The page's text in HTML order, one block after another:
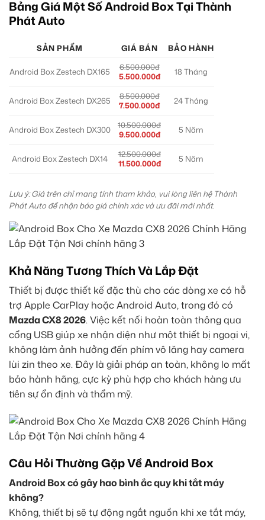
Bảng Giá Một Số Android Box Tại Thành
Phát Auto
SẢN PHẨM GIÁ BÁN BẢO HÀNH
Android Box Zestech DX165
6.500.000đ
5.500.000đ
18 Tháng
Android Box Zestech DX265
8.500.000đ
7.500.000đ
24 Tháng
Android Box Zestech DX300
10.500.000đ
9.500.000đ
5 Năm
Android Box Zestech DX14
12.500.000đ
11.500.000đ
5 Năm
Lưu ý: Giá trên chỉ mang tính tham khảo, vui lòng liên hệ Thành
Phát Auto để nhận báo giá chính xác và ưu đãi mới nhất.
Khả Năng Tương Thích Và Lắp Đặt
Thiết bị được thiết kế đặc thù cho các dòng xe có hỗ
trợ Apple CarPlay hoặc Android Auto, trong đó có
Mazda CX8 2026. Việc kết nối hoàn toàn thông qua
cổng USB giúp xe nhận diện như một thiết bị ngoại vi,
không làm ảnh hưởng đến phím vô lăng hay camera
lùi zin theo xe. Đây là giải pháp an toàn, không lo mất
bảo hành hãng, cực kỳ phù hợp cho khách hàng ưu
tiên sự ổn định và thẩm mỹ.
Câu Hỏi Thường Gặp Về Android Box
Android Box có gây hao bình ắc quy khi tắt máy
không?
Không, thiết bị sẽ tự động ngắt nguồn khi xe tắt máy,